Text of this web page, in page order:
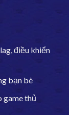
điều khiển
bạn bè
game thủ